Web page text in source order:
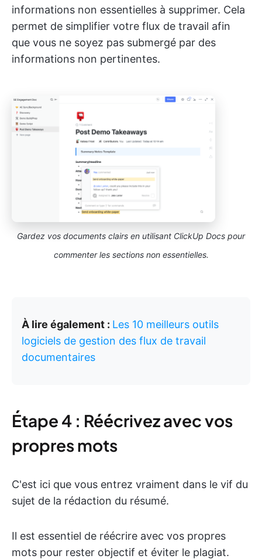
informations non essentielles à supprimer. Cela
permet de simplifier votre flux de travail afin
que vous ne soyez pas submergé par des
informations non pertinentes.
Gardez vos documents clairs en utilisant ClickUp Docs pour
commenter les sections non essentielles.
À lire également : Les 10 meilleurs outils
logiciels de gestion des flux de travail
documentaires
Étape 4 : Réécrivez avec vos
propres mots
C'est ici que vous entrez vraiment dans le vif du
sujet de la rédaction du résumé.
Il est essentiel de réécrire avec vos propres
mots pour rester objectif et éviter le plagiat.